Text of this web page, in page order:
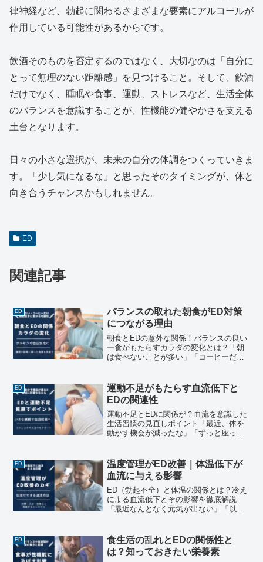
律神経など、勃起に関わるさまざまな要素にアルコールが
作用している可能性があるからです。
飲酒そのものを否定するのではなく、大切なのは「自分に
とって無理のない距離感」を見つけること。そして、飲酒
だけでなく、睡眠や食事、運動、ストレスなど、生活全体
のバランスを意識することが、性機能の健やかさを支える
土台となります。
日々の小さな選択が、未来の自分の体調をつくっていきま
す。「少し気になるな」と思ったそのタイミングが、体と
向き合うチャンスかもしれません。
ED
関連記事
ED
バランスの取れた朝食がED対策
につながる理由
朝食とEDの意外な関係！バランスの良い
一食がもたらすカラダの変化とは？「朝
は食べないことが多い」「コーヒーだけ
ている可能性があるとしたら、少し意外
に思われるかもしれ...
ED
運動不足がもたらす血流低下と
EDの関連性
運動不足とEDに関係が？血流を意識した
生活習慣の見直しポイント「最近、体を
動かす機会が減ったな」「ずっと座って
ークやデスクワークが増えた現代では、
意識しないと運動量が...
ED
温度管理がED改善｜体温低下が
血流に与える影響
ED（勃起不全）と体温の関係とは？冷え
による血流低下とその影響を徹底解説
「最近なんとなく元気が出ない」「以前
全）は身近な悩みのひとつかもしれませ
ん。年齢を重ねるにつれて...
ED
食生活の乱れとEDの関係性と
は？知っておきたい栄養素